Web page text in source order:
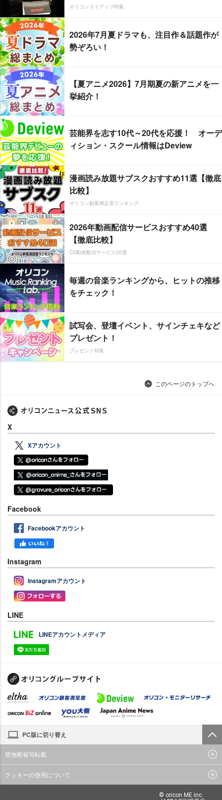
オリコンタイアップ特集
2026年7月夏ドラマも、注目作＆話題作が
勢ぞろい！
【夏アニメ2026】7月期夏の新アニメを一
挙紹介！
芸能界を志す10代～20代を応援！ オーデ
ィション・スクール情報はDeview
漫画読み放題サブスクおすすめ11選【徹底
比較】
オリコン顧客満足度ランキング
2026年動画配信サービスおすすめ40選
【徹底比較】
CS動画配信サービス20選
毎週の音楽ランキングから、ヒットの推移
をチェック！
試写会、登壇イベント、サインチェキなど
プレゼント！
プレゼント特集
このページのトップへ
X
Xアカウント
Facebook
Facebookアカウント
Instagram
Instagramアカウント
LINE
LINEアカウントメディア
PC版に切り替え
禁無断複写転載
クッキーの使用について
© oricon ME inc.